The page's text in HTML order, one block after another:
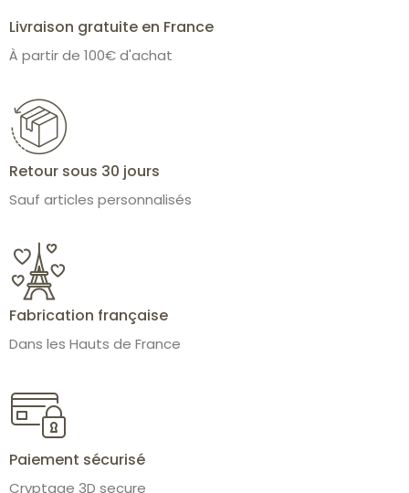
Livraison gratuite en France
À partir de 100€ d'achat
Retour sous 30 jours
Sauf articles personnalisés
Fabrication française
Dans les Hauts de France
Paiement sécurisé
Cryptage 3D secure